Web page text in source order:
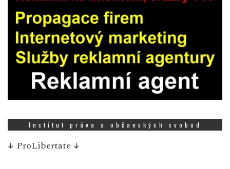
Institut práva a občanských svobod
↓ ProLibertate ↓